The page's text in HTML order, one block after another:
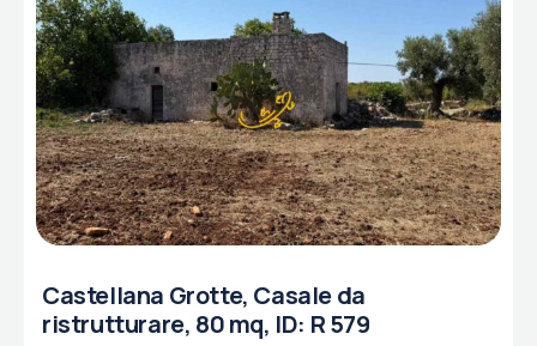
Castellana Grotte, Casale da
ristrutturare, 80 mq, ID: R 579